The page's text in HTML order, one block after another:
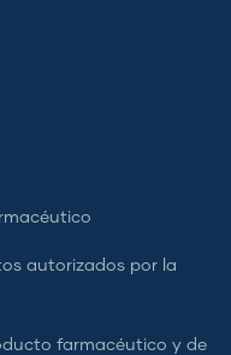
autorizados por la
farmacéutico y de